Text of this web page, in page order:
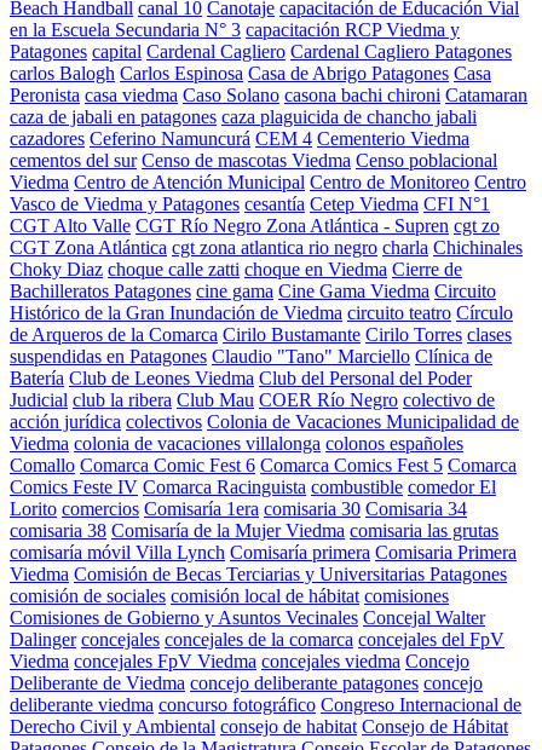
Beach Handball canal 10 Canotaje capacitación de Educación Vial
en la Escuela Secundaria N° 3 capacitación RCP Viedma y
Patagones capital Cardenal Cagliero Cardenal Cagliero Patagones
carlos Balogh Carlos Espinosa Casa de Abrigo Patagones Casa
Peronista casa viedma Caso Solano casona bachi chironi Catamaran
caza de jabali en patagones caza plaguicida de chancho jabali
cazadores Ceferino Namuncurá CEM 4 Cementerio Viedma
cementos del sur Censo de mascotas Viedma Censo poblacional
Viedma Centro de Atención Municipal Centro de Monitoreo Centro
Vasco de Viedma y Patagones cesantía Cetep Viedma CFI N°1
CGT Alto Valle CGT Río Negro Zona Atlántica - Supren cgt zo
CGT Zona Atlántica cgt zona atlantica rio negro charla Chichinales
Choky Diaz choque calle zatti choque en Viedma Cierre de
Bachilleratos Patagones cine gama Cine Gama Viedma Circuito
Histórico de la Gran Inundación de Viedma circuito teatro Círculo
de Arqueros de la Comarca Cirilo Bustamante Cirilo Torres clases
suspendidas en Patagones Claudio "Tano" Marciello Clínica de
Batería Club de Leones Viedma Club del Personal del Poder
Judicial club la ribera Club Mau COER Río Negro colectivo de
acción jurídica colectivos Colonia de Vacaciones Municipalidad de
Viedma colonia de vacaciones villalonga colonos españoles
Comallo Comarca Comic Fest 6 Comarca Comics Fest 5 Comarca
Comics Feste IV Comarca Racinguista combustible comedor El
Lorito comercios Comisaría 1era comisaria 30 Comisaria 34
comisaria 38 Comisaría de la Mujer Viedma comisaria las grutas
comisaría móvil Villa Lynch Comisaría primera Comisaria Primera
Viedma Comisión de Becas Terciarias y Universitarias Patagones
comisión de sociales comisión local de hábitat comisiones
Comisiones de Gobierno y Asuntos Vecinales Concejal Walter
Dalinger concejales concejales de la comarca concejales del FpV
Viedma concejales FpV Viedma concejales viedma Concejo
Deliberante de Viedma concejo deliberante patagones concejo
deliberante viedma concurso fotográfico Congreso Internacional de
Derecho Civil y Ambiental consejo de habitat Consejo de Hábitat